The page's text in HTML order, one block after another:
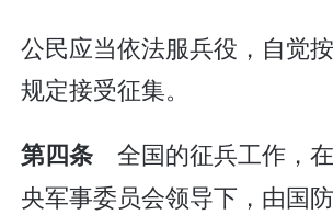
公民应当依法服兵役，自觉
规定接受征集。
第四条 全国的征兵工作，
央军事委员会领导下，由国